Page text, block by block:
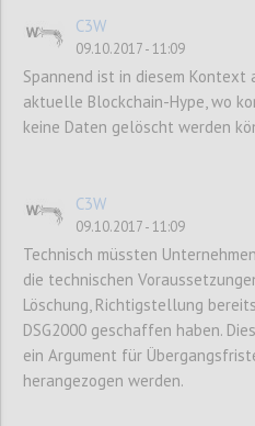
P3
unter Mitarbeit von
Clemens Appl (Donau-
Andreas Ekelhart (sba)
Natascha Fenz (cbased)
Hannes Leo (cbased,
Sabrina Kirrane
Axel Polleres
Alfred Taudes
Veronika Treitl
Christian Singer (BMVIT)
Martin Winner
C3W
09.10.2017 - 11:09
Spannend ist in diesem Kontext
aktuelle Blockchain-Hype, wo
keine Daten gelöscht werden
C3W
09.10.2017 - 11:09
Technisch müssten
die technischen
Löschung, Richtigstellung
DSG2000 geschaffen haben.
ein Argument für
herangezogen werden.